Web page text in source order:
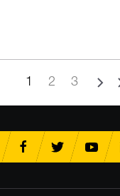
Page
1 Page
2 Page
3